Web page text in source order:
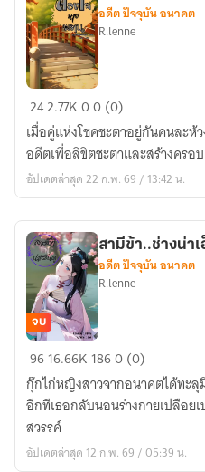
ดวงใจ
นาย
พราน
อดีต ปัจจุบัน อนาคต
R.lenne
242.77K00 (0)
เมื่อคู่แห่งโชคชะตาอยู่กันคนละห้
อดีตเพื่อลิขิตชะตาและสร้างครอ
อัปเดตล่าสุด 22 ก.พ. 69 / 13:42 น.
สามี
ข้า..ช่าง
น่า
เอ็นดู
จบ
สามีข้า..ช่างน่า
อดีต ปัจจุบัน อนาคต
R.lenne
9616.66K 1860 (0)
กุ๊กไก่หญิงสาวจากอนาคตได้ทะ
อีกทีเธอกลับนอนร่างกายเปลือย
สวรรค์
อัปเดตล่าสุด 12 ก.พ. 69 / 05:39 น.